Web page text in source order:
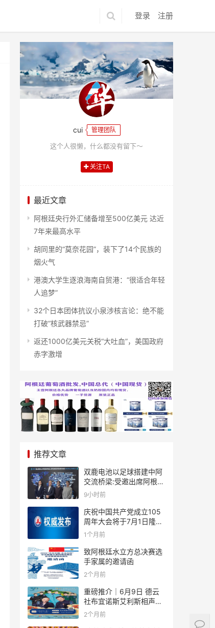
登录 注册
cui 管理团队
这个人很懒，什么都没有留下～
关注TA
最近文章
阿根廷央行外汇储备增至500亿美元 达近
7年来最高水平
胡同里的“莫奈花园”，装下了14个民族的
烟火气
港澳大学生逐浪海南自贸港：“很适合年轻
人追梦”
32个日本团体抗议小泉涉核言论：绝不能
打破“核武器禁忌”
返还1000亿美元关税“大吐血”，美国政府
赤字激增
推荐文章
双鹿电池以足球搭建中阿
交流桥梁:受邀出席阿根廷
足协赞助商招待会！
9小时前
庆祝中国共产党成立105
周年大会将于7月1日隆重
举行
1个月前
致阿根廷水立方总决赛选
手家属的邀请函
2个月前
重磅推介｜6月9日 德云
社布宜诺斯艾利斯相声专
场！国风曲艺邂逅南美风
2个月前